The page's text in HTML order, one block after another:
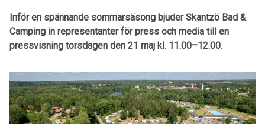
Inför en spännande sommarsäsong bjuder Skantzö Bad &
Camping in representanter för press och media till en
pressvisning torsdagen den 21 maj kl. 11.00–12.00.